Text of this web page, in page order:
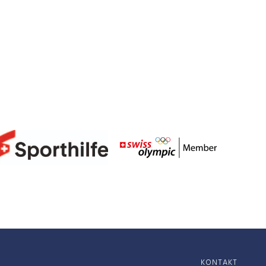
KONTAKT